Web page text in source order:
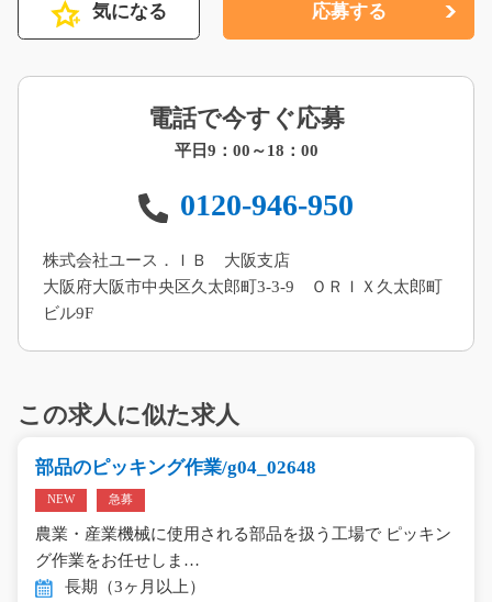
気になる 応募する
電話で今すぐ応募
平日9：00～18：00
0120-946-950
株式会社ユース．ＩＢ 大阪支店
大阪府大阪市中央区久太郎町3-3-9 ＯＲＩＸ久太郎町
ビル9F
この求人に似た求人
部品のピッキング作業/g04_02648
NEW 急募
農業・産業機械に使用される部品を扱う工場で ピッキン
グ作業をお任せしま…
長期（3ヶ月以上）